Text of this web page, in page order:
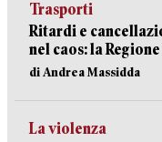
Trasporti
Ritardi e
nel caos: la
di Andrea Massidda
La violenza